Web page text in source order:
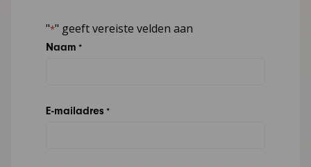
"*" geeft vereiste velden aan
Naam *
E-mailadres *